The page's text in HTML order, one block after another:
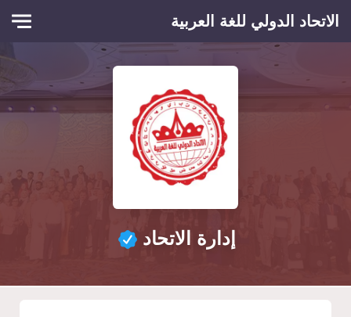
الاتحاد الدولي للغة العربية
إدارة الاتحاد